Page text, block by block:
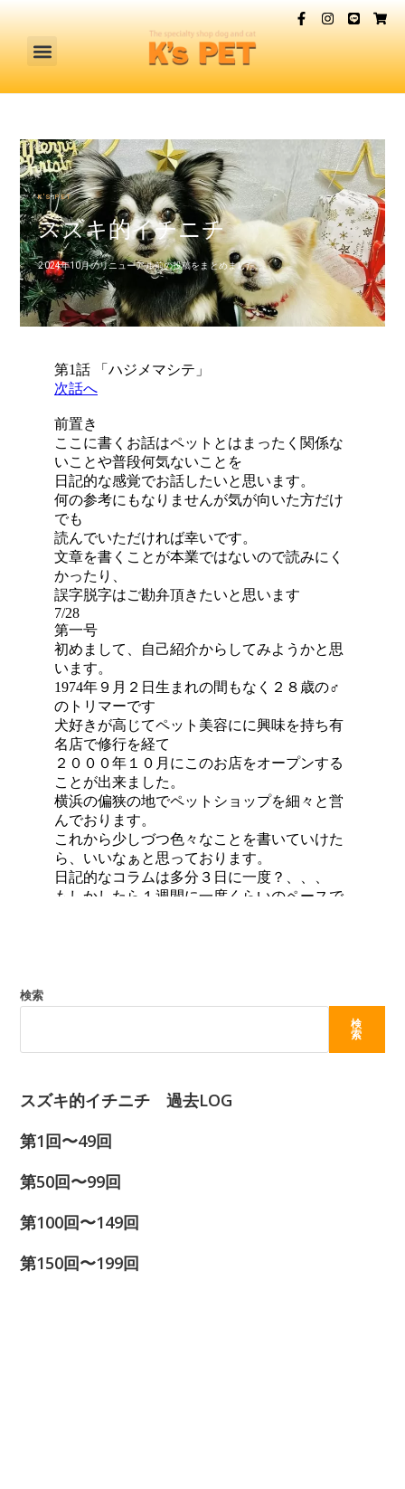
K'S PET
スズキ的イチニチ
2024年10月のリニューアル前の投稿をまとめました。
検索
検
索
スズキ的イチニチ 過去LOG
第1回〜49回
第50回〜99回
第100回〜149回
第150回〜199回